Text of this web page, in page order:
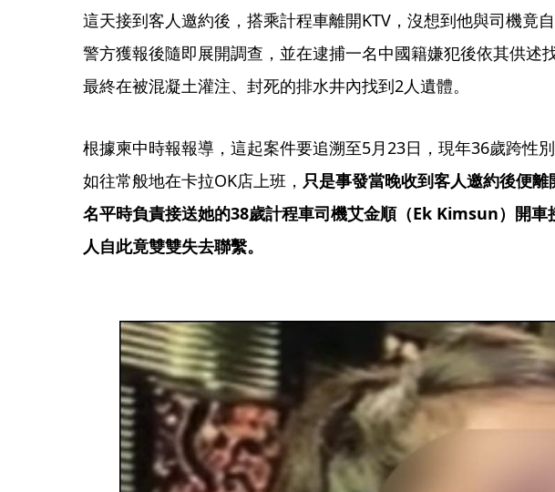
這天接到客人邀約後，搭乘計程車離開KTV，沒想到他與司機竟自
警方獲報後隨即展開調查，並在逮捕一名中國籍嫌犯後依其供述
最終在被混凝土灌注、封死的排水井內找到2人遺體。
根據柬中時報報導，這起案件要追溯至5月23日，現年36歲跨性
如往常般地在卡拉OK店上班， 只是事發當晚收到客人邀約後便離
名平時負責接送她的38歲計程車司機艾金順（Ek Kimsun）開車
人自此竟雙雙失去聯繫。